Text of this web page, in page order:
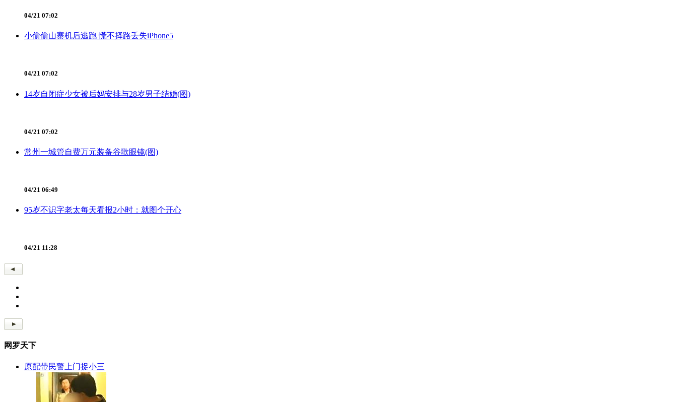
04/21 07:02
小偷偷山寨机后逃跑 慌不择路丢失iPhone5
04/21 07:02
14岁自闭症少女被后妈安排与28岁男子结婚(图)
04/21 07:02
常州一城管自费万元装备谷歌眼镜(图)
04/21 06:49
95岁不识字老太每天看报2小时：就图个开心
04/21 11:28
网罗天下
原配带民警上门捉小三